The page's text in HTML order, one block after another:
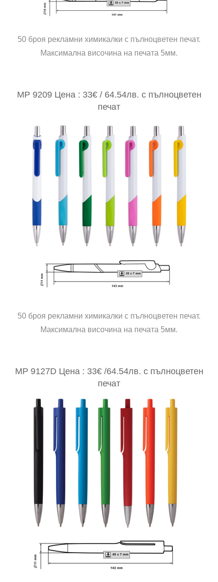
50 броя рекламни химикалки с пълноцветен печат.
Максимална височина на печата 5мм.
MP 9209 Цена : 33€ / 64.54лв. с пълноцветен
печат
50 броя рекламни химикалки с пълноцветен печат.
Максимална височина на печата 5мм.
MP 9127D Цена : 33€ /64.54лв. с пълноцветен
печат